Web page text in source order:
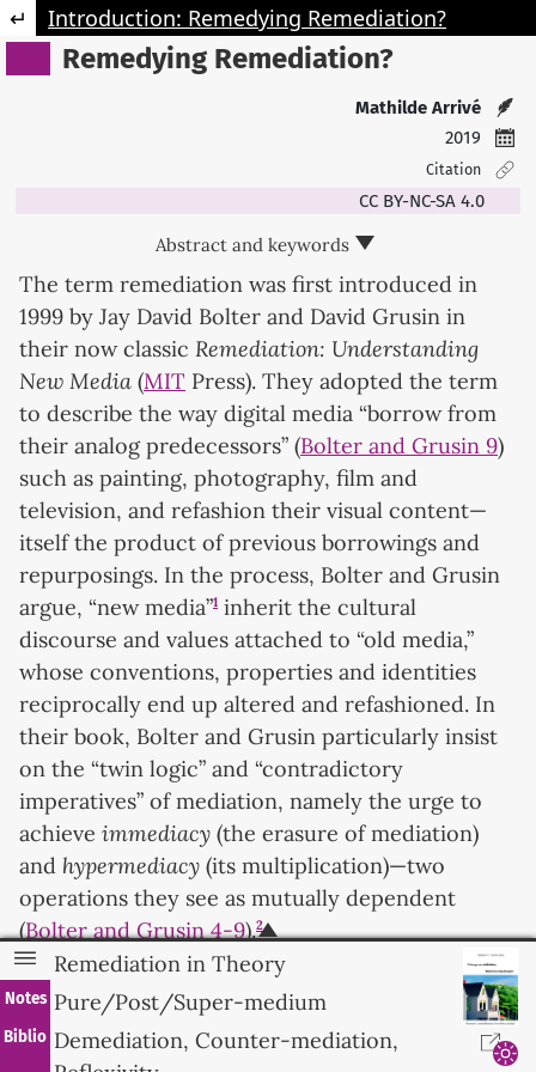
Retourner aux informations sur l'article
Introduction: Remedying Remediation?